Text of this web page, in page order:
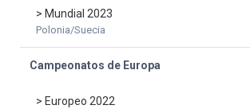
> Mundial 2023
Polonia/Suecia
Campeonatos de Europa
> Europeo 2022